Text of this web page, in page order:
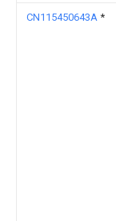
CN115450643A *